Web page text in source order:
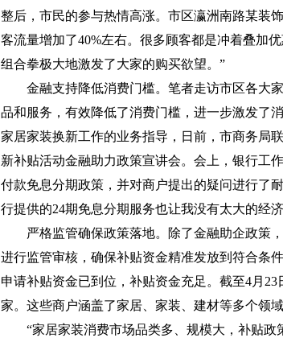
整后，市民的参与热情高涨。市区瀛洲南路某装
客流量增加了40%左右。很多顾客都是冲着叠加
组合拳极大地激发了大家的购买欲望。”
金融支持降低消费门槛。笔者走访市区各大
品和服务，有效降低了消费门槛，进一步激发了
家居家装换新工作的业务指导，日前，市商务局
新补贴活动金融助力政策宣讲会。会上，银行工
付款免息分期政策，并对商户提出的疑问进行了
行提供的24期免息分期服务也让我没有太大的经
严格监管确保政策落地。除了金融助企政策
进行监管审核，确保补贴资金精准发放到符合条
申请补贴资金已到位，补贴资金充足。截至4月
家。这些商户涵盖了家居、家装、建材等多个领
“家居家装消费市场品类多、规模大，补贴